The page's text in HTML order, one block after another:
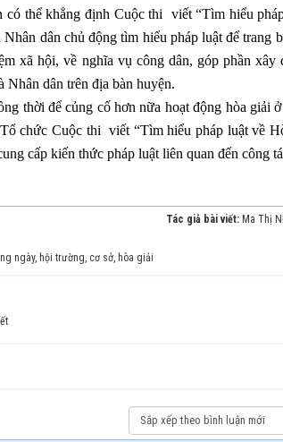
thể khẳng định Cuộc thi viết “Tìm hiểu
dân chủ động tìm hiểu pháp luật để trang
xã hội, về nghĩa vụ công dân, góp phần xây
Nhân dân trên địa bàn huyện.
thời để củng cố hơn nữa hoạt động hòa giải
chức Cuộc thi viết “Tìm hiểu pháp luật về
cấp kiến thức pháp luật liên quan đến công
Tác giả bài viết: Ma Thị
ngày, hội trường, cơ sở, hòa giải